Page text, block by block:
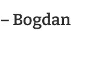
Bogdan